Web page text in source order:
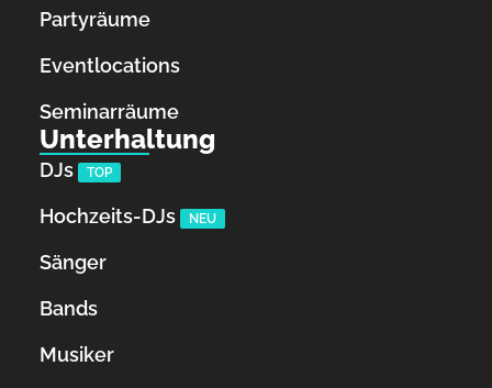
Partyräume
Eventlocations
Seminarräume
Unterhaltung
DJs TOP
Hochzeits-DJs NEU
Sänger
Bands
Musiker